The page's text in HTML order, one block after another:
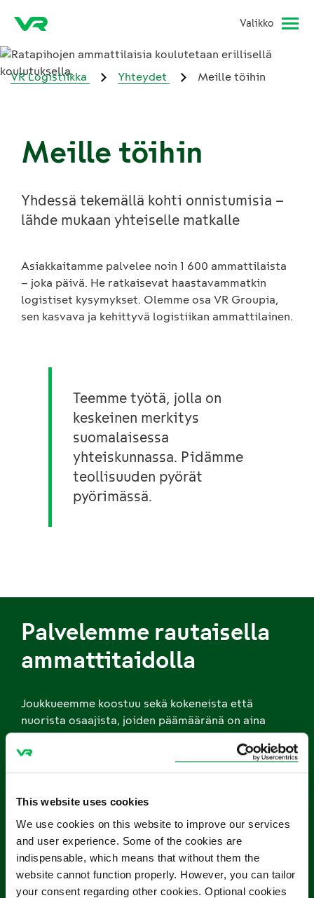
This website uses cookies
We use cookies on this website to improve our services
and user experience. Some of the cookies are
indispensable, which means that without them the
website cannot function properly. However, you can tailor
your consent regarding other cookies. Optional cookies
Valikko
VR Logistiikka Yhteydet Meille töihin
Meille töihin
Yhdessä tekemällä kohti onnistumisia –
lähde mukaan yhteiselle matkalle
Asiakkaitamme palvelee noin 1 600 ammattilaista
– joka päivä. He ratkaisevat haastavammatkin
logistiset kysymykset. Olemme osa VR Groupia,
sen kasvava ja kehittyvä logistiikan ammattilainen.
Teemme työtä, jolla on
keskeinen merkitys
suomalaisessa
yhteiskunnassa. Pidämme
teollisuuden pyörät
pyörimässä.
Palvelemme rautaisella
ammattitaidolla
Joukkueemme koostuu sekä kokeneista että
nuorista osaajista, joiden päämääränä on aina
palveluumme tyytyväinen asiakas.
Kehitämme toimintaamme jatkuvasti yhdessä
työntekijämme menestyvät ja voivat hyvin.
Olemme kiinnostuneita aina, kun hyviä osaajia on
liikkeellä. Tarjoamme monipuolisia ja haastavia
tehtäviä sekä mukavat työkaverit.